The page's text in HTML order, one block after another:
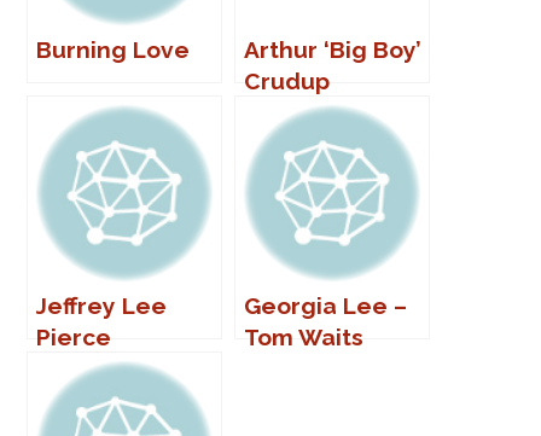
Burning Love
Arthur ‘Big Boy’
Crudup
Jeffrey Lee
Pierce
Georgia Lee –
Tom Waits